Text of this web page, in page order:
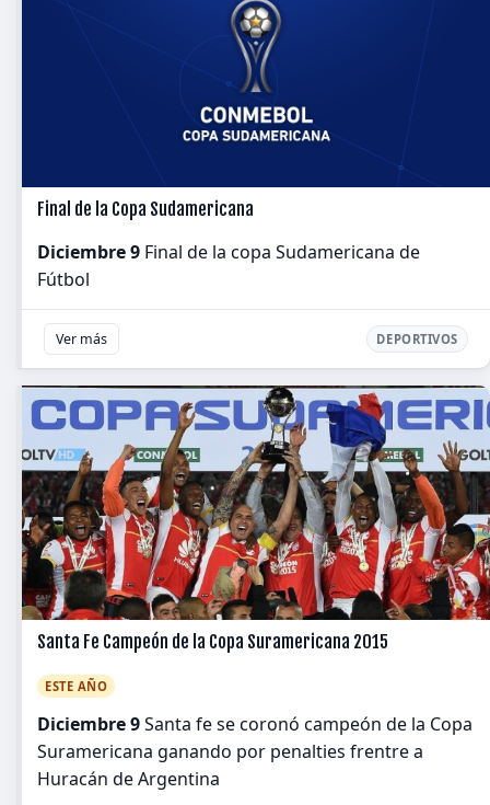
Final de la Copa Sudamericana
Diciembre 9 Final de la copa Sudamericana de
Fútbol
Ver más DEPORTIVOS
Santa Fe Campeón de la Copa Suramericana 2015
ESTE AÑO
Diciembre 9Santa fe se coronó campeón de la Copa
Suramericana ganando por penalties frentre a
Huracán de Argentina